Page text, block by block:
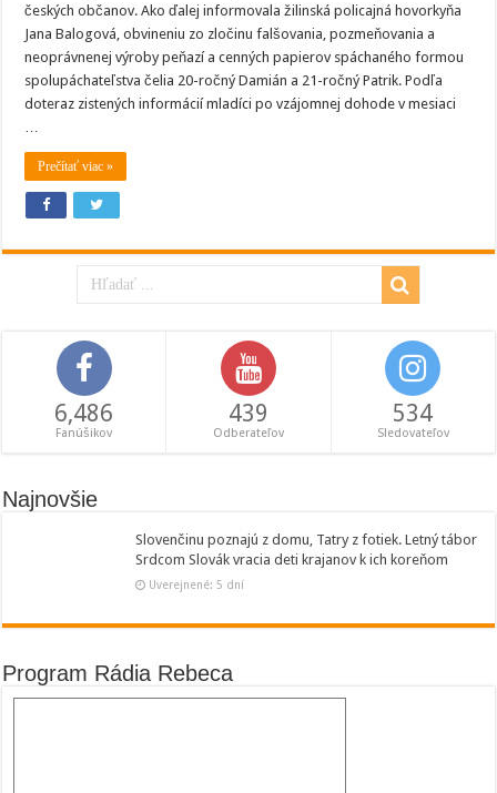
českých občanov. Ako ďalej informovala žilinská policajná hovorkyňa
Jana Balogová, obvineniu zo zločinu falšovania, pozmeňovania a
neoprávnenej výroby peňazí a cenných papierov spáchaného formou
spolupáchateľstva čelia 20-ročný Damián a 21-ročný Patrik. Podľa
doteraz zistených informácií mladíci po vzájomnej dohode v mesiaci
Prečítať viac »
6,486
Fanúšikov
439
Odberateľov
534
Sledovateľov
Najnovšie
Slovenčinu poznajú z domu, Tatry z fotiek. Letný tábor
Srdcom Slovák vracia deti krajanov k ich koreňom
Uverejnené: 5 dní
Program Rádia Rebeca